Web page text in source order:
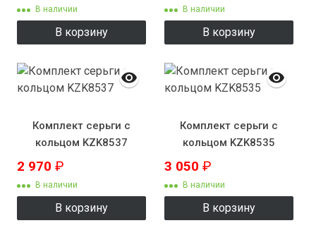
В наличии
В корзину
В наличии
В корзину
Комплект серьги с
кольцом KZK8537
2 970 ₽
В наличии
В корзину
Комплект серьги с
кольцом KZK8535
3 050 ₽
В наличии
В корзину